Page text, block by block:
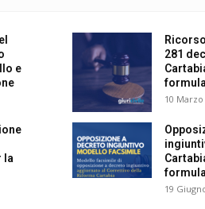
di
Diritto
e
281
10 Marzo
19 Giugno
Autorizzo l’invio di